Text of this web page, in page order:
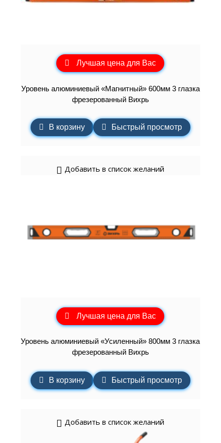
Лучшая цена для Вас
Уровень алюминиевый «Магнитный» 600мм 3 глазка
фрезерованный Вихрь
В корзину Быстрый просмотр
Добавить в список желаний
Лучшая цена для Вас
Уровень алюминиевый «Усиленный» 800мм 3 глазка
фрезерованный Вихрь
В корзину Быстрый просмотр
Добавить в список желаний